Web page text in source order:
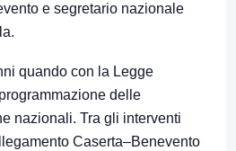
e segretario nazionale
quando con la Legge
delle
nazionali. Tra gli interventi
Caserta–Benevento